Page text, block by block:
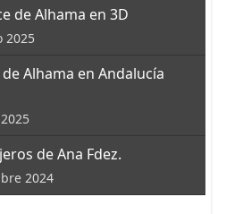
de Alhama en 3D
2025
Alhama en Andalucía
de Ana Fdez.
2024